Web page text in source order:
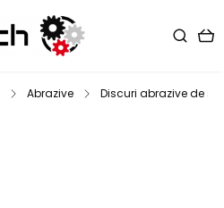
Abrazive Discuri abrazive de